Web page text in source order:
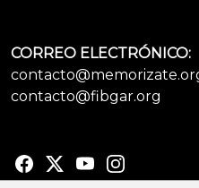
CORREO ELECTRÓNICO:
contacto@fibgar.org